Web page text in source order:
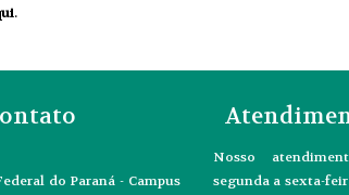
.
do Paraná - Campus
Nosso
segunda a sexta-